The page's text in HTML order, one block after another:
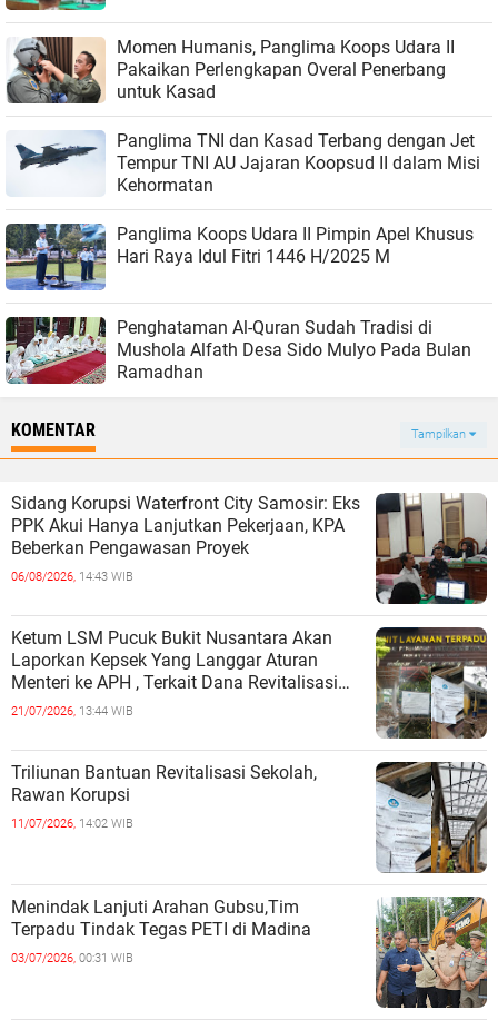
Momen Humanis, Panglima Koops Udara II
Pakaikan Perlengkapan Overal Penerbang
untuk Kasad
Panglima TNI dan Kasad Terbang dengan Jet
Tempur TNI AU Jajaran Koopsud II dalam Misi
Kehormatan
Panglima Koops Udara II Pimpin Apel Khusus
Hari Raya Idul Fitri 1446 H/2025 M
Penghataman Al-Quran Sudah Tradisi di
Mushola Alfath Desa Sido Mulyo Pada Bulan
Ramadhan
KOMENTAR Tampilkan
Sidang Korupsi Waterfront City Samosir: Eks
PPK Akui Hanya Lanjutkan Pekerjaan, KPA
Beberkan Pengawasan Proyek
06/08/2026, 14:43 WIB
Ketum LSM Pucuk Bukit Nusantara Akan
Laporkan Kepsek Yang Langgar Aturan
Menteri ke APH , Terkait Dana Revitalisasi
Sekolah
21/07/2026, 13:44 WIB
Triliunan Bantuan Revitalisasi Sekolah,
Rawan Korupsi
11/07/2026, 14:02 WIB
Menindak Lanjuti Arahan Gubsu,Tim
Terpadu Tindak Tegas PETI di Madina
03/07/2026, 00:31 WIB